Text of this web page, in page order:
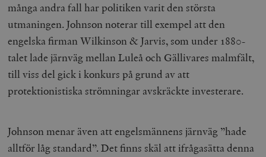
många andra fall har politiken varit den största
utmaningen. Johnson noterar till exempel att den
engelska firman Wilkinson & Jarvis, som under 1880-
talet lade järnväg mellan Luleå och Gällivares malmfält,
till viss del gick i konkurs på grund av att
protektionistiska strömningar avskräckte investerare.
Johnson menar även att engelsmännens järnväg ”hade
alltför låg standard”. Det finns skäl att ifrågasätta denna